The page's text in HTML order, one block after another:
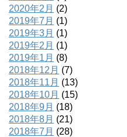
2020年2月 (2)
2019年7月 (1)
2019年3月 (1)
2019年2月 (1)
2019年1月 (8)
2018年12月 (7)
2018年11月 (13)
2018年10月 (15)
2018年9月 (18)
2018年8月 (21)
2018年7月 (28)